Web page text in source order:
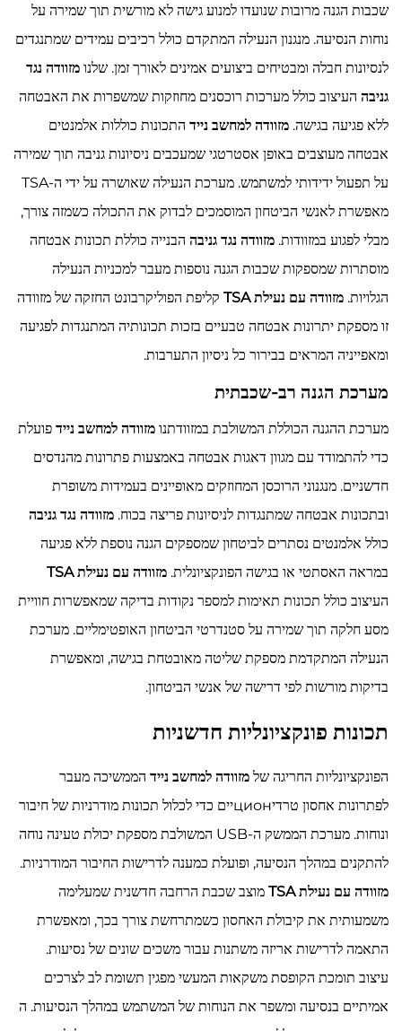
שכבות הגנה מרובות שנועדו למנוע גישה לא מורשית תוך שמירה על
נוחות הנסיעה. מנגנון הנעילה המתקדם כולל רכיבים עמידים שמתנגדים
לנסיונות חבלה ומבטיחים ביצועים אמינים לאורך זמן. שלנו מזוודה נגד
גניבה העיצוב כולל מערכות רוכסנים מחוזקות שמשפרות את האבטחה
ללא פגיעה בגישה. מזוודה למחשב נייד התכונות כוללות אלמנטים
אבטחה מעוצבים באופן אסטרטגי שמעכבים ניסיונות גניבה תוך שמירה
על תפעול ידידותי למשתמש. מערכת הנעילה שאושרה על ידי ה-TSA
מאפשרת לאנשי הביטחון המוסמכים לבדוק את התכולה כשמזה צורך,
מבלי לפגוע במזוודות. מזוודה נגד גניבה הבנייה כוללת תכונות אבטחה
מוסתרות שמספקות שכבות הגנה נוספות מעבר למכניות הנעילה
הגלויות. מזוודה עם נעילת TSA
קליפת הפוליקרבונט החזקה של מזוודה
זו מספקת יתרונות אבטחה טבעיים בזכות תכונותיה המתנגדות לפגיעה
ומאפייניה המראים בבירור כל ניסיון התערבות.
מערכת הגנה רב-שכבתית
מערכת ההגנה הכוללת המשולבת במזוודתנו מזוודה למחשב נייד פועלת
כדי להתמודד עם מגוון דאגות אבטחה באמצעות פתרונות מהנדסים
חדשניים. מנגנוני הרוכסן המחוזקים מאופיינים בעמידות משופרת
ובתכונות אבטחה שמתנגדות לניסיונות פריצה בכוח. מזוודה נגד גניבה
כולל אלמנטים נסתרים לביטחון שמספקים הגנה נוספת ללא פגיעה
במראה האסתטי או בגישה הפונקציונלית. מזוודה עם נעילת TSA
העיצוב כולל תכונות תאימות למספר נקודות בדיקה שמאפשרות חוויית
מסע חלקה תוך שמירה על סטנדרטי הביטחון האופטימליים. מערכת
הנעילה המתקדמת מספקת שליטה מאובטחת בגישה, ומאפשרת
בדיקות מורשות לפי דרישה של אנשי הביטחון.
תכונות פונקציונליות חדשניות
הפונקציונליות החריגה של מזוודה למחשב נייד הממשיכה מעבר
לפתרונות אחסון טרדיционיים כדי לכלול תכונות מודרניות של חיבור
ונוחות. מערכת הממשק ה-USB המשולבת מספקת יכולת טעינה נוחה
להתקנים במהלך הנסיעה, ופועלת כמענה לדרישות החיבור המודרניות.
מזוודה עם נעילת TSA
מוצב שכבת הרחבה חדשנית שמעלימה
משמעותית את קיבולת האחסון כשמתרחשת צורך בכך, ומאפשרת
התאמה לדרישות אריזה משתנות עבור משכים שונים של נסיעות.
עיצוב תומכת הקופסת משקאות המעשי מפגין תשומת לב לצרכים
אמיתיים בנסיעה ומשפר את הנוחות של המשתמש במהלך הנסיעות. ה